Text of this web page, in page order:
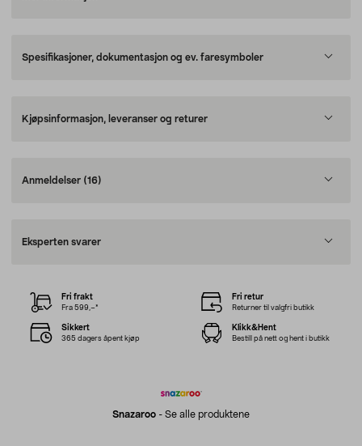
Spesifikasjoner, dokumentasjon og ev. faresymboler
Kjøpsinformasjon, leveranser og returer
Anmeldelser (16)
Eksperten svarer
Snazaroo - Se alle produktene
Fri frakt
Fra 599,–*
Fri retur
Returner til valgfri butikk
Sikkert
365 dagers åpent kjøp
Klikk&Hent
Bestill på nett og hent i butikk